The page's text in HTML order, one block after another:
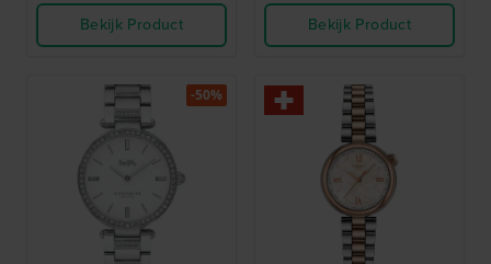
Bekijk Product
Bekijk Product
-50%